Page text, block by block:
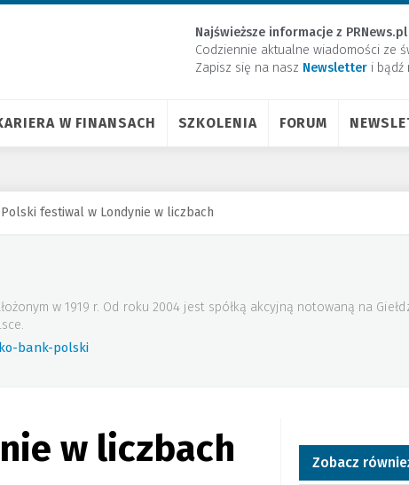
Najświeższe informacje z
Codziennie aktualne wiadomości ze
Zapisz się na nasz Newsletter ​i bądź
W FINANSACH SZKOLENIA FORUM
Polski festiwal w Londynie w liczbach
w 1919 r. Od roku 2004 jest spółką akcyjną notowaną na
bank-polski
w liczbach Zobacz